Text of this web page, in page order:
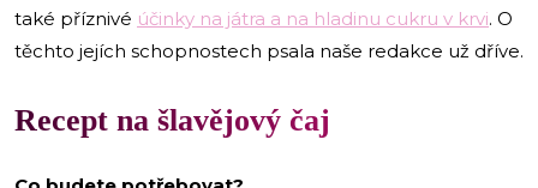
také příznivé účinky na játra a na hladinu cukru v krvi. O
těchto jejích schopnostech psala naše redakce už dříve.
Recept na šlavějový čaj